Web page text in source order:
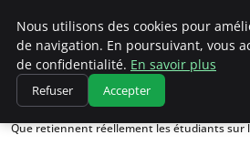
Climatedebtagents
Accueil
Éducation au changement climatique
Que retiennent réellement les étudiants sur
Nous utilisons des cookies pour
de navigation. En poursuivant, vous
de confidentialité. En savoir plus
Refuser Accepter